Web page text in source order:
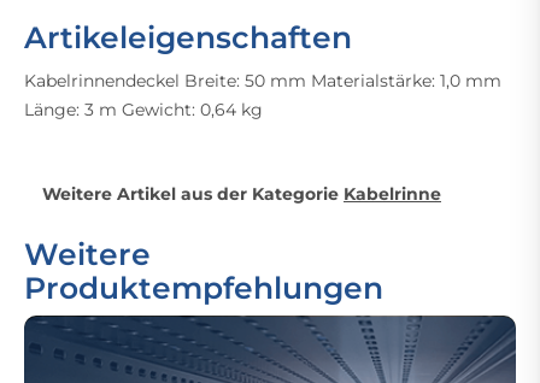
Artikeleigenschaften
Kabelrinnendeckel Breite: 50 mm Materialstärke: 1,0 mm
Länge: 3 m Gewicht: 0,64 kg
Weitere Artikel aus der Kategorie Kabelrinne
Weitere
Produktempfehlungen